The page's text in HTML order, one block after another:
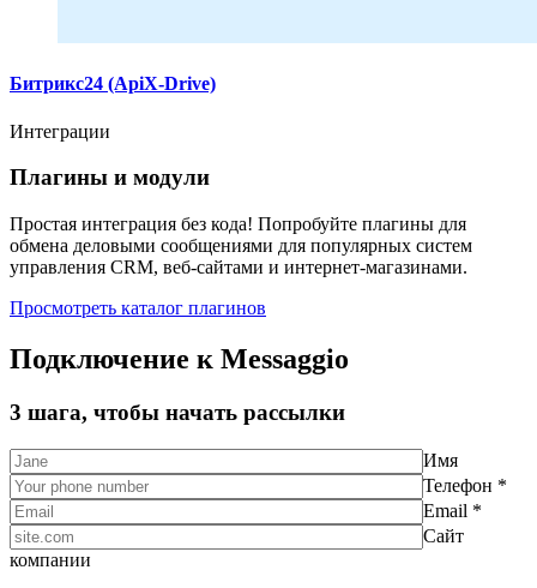
Битрикс24 (ApiX-Drive)
Интеграции
Плагины и модули
Простая интеграция без кода! Попробуйте плагины для
обмена деловыми сообщениями для популярных систем
управления CRM, веб-сайтами и интернет-магазинами.
Просмотреть каталог плагинов
Подключение к Messaggio
3 шага, чтобы начать рассылки
Имя
Телефон *
Email *
Сайт
компании